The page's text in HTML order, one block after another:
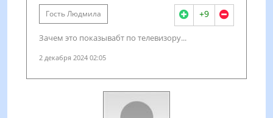
Гость Людмила +9
Зачем это показывабт по телевизору...
2 декабря 2024 02:05